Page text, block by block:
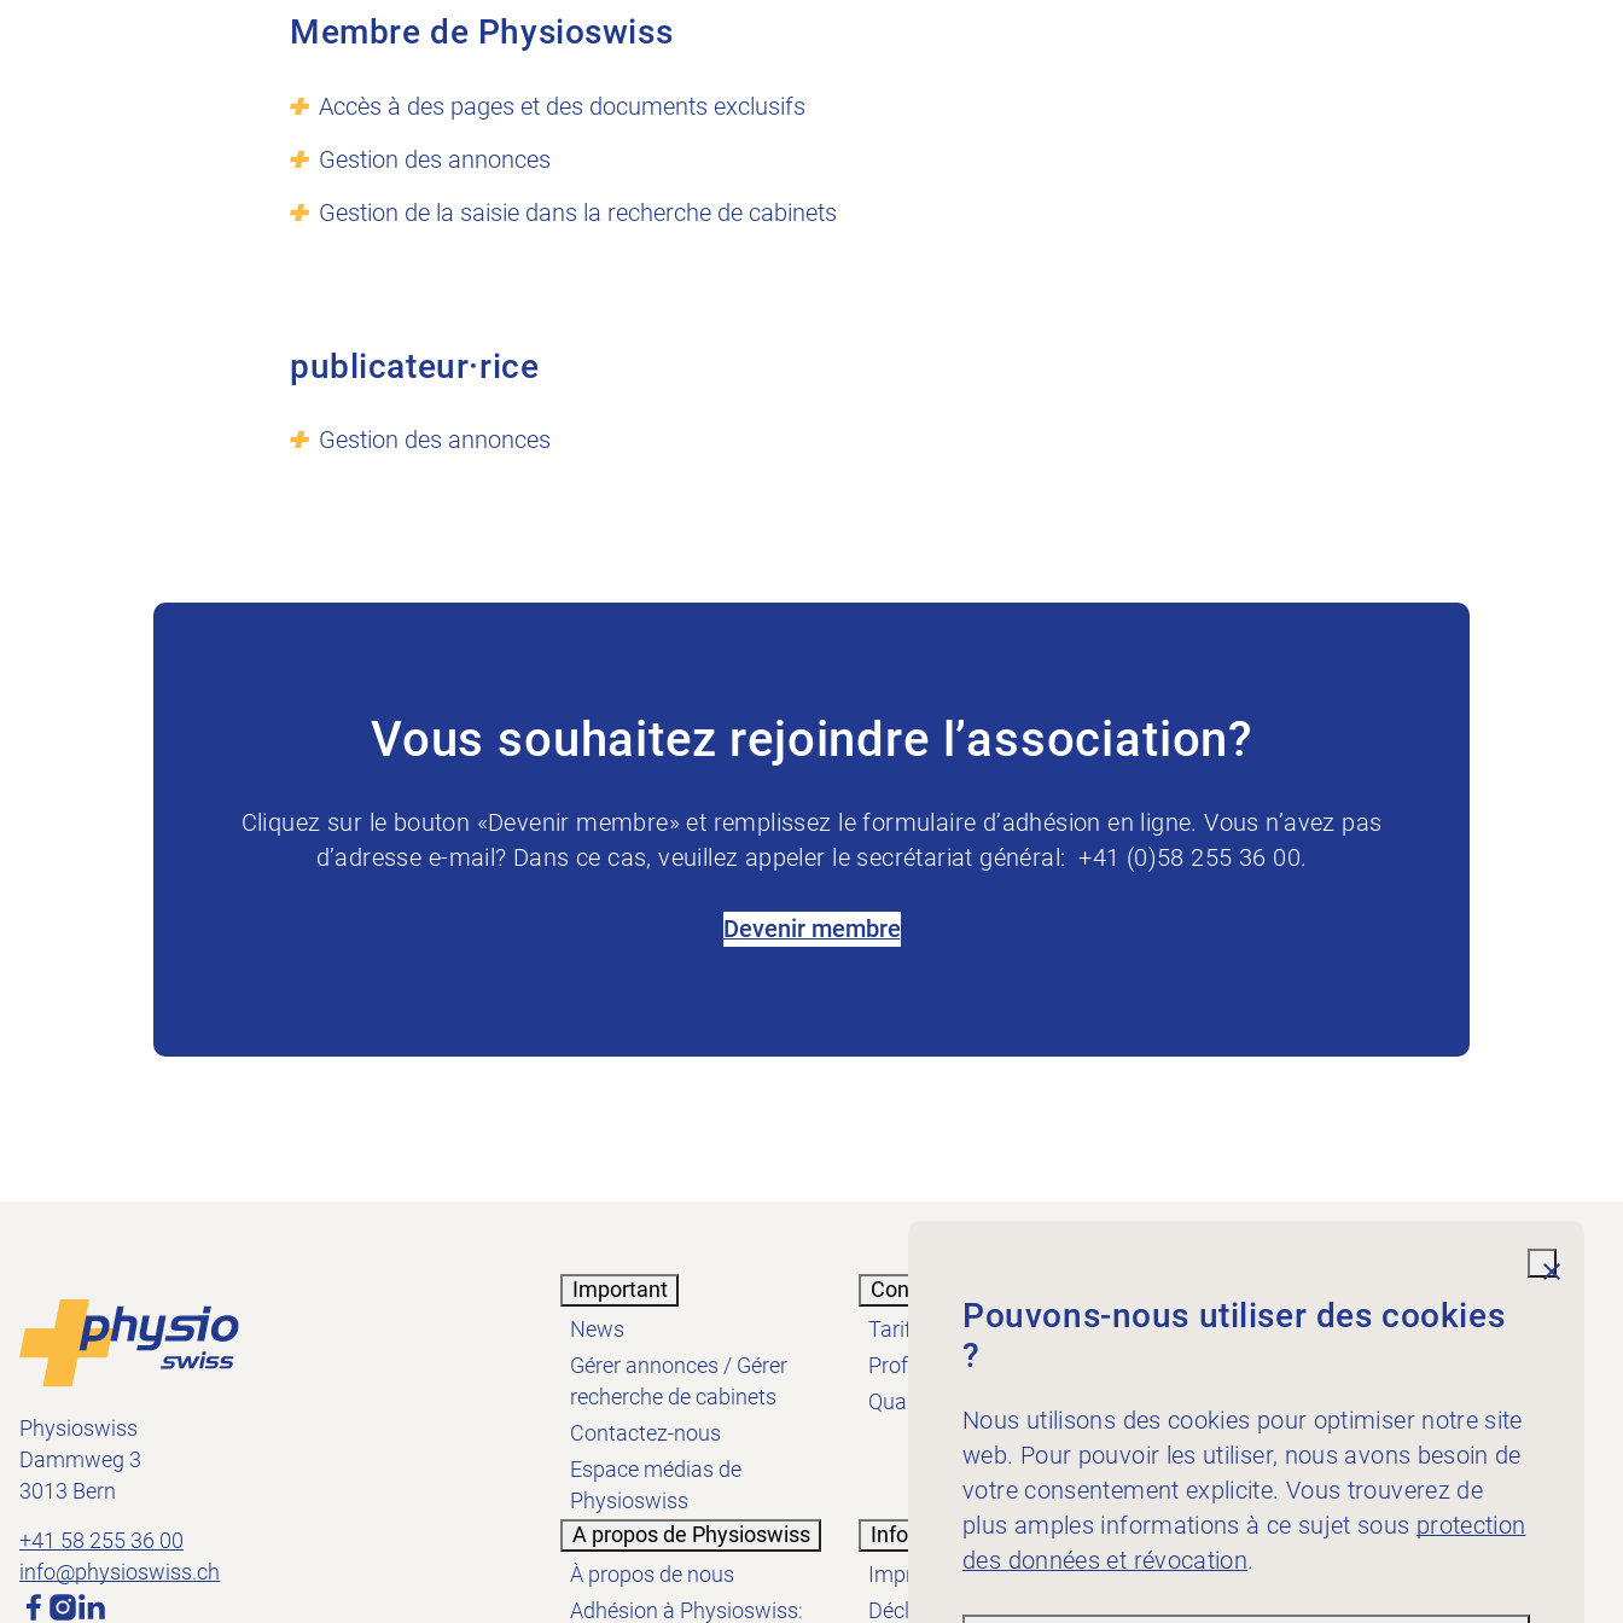
Membre de Physioswiss
Accès à des pages et des documents exclusifs
Gestion des annonces
Gestion de la saisie dans la recherche de cabinets
publicateur·rice
Gestion des annonces
Vous souhaitez rejoindre l’association?
Cliquez sur le bouton «Devenir membre» et remplissez le formulaire d’adhésion en ligne. Vous n’avez pas
d’adresse e-mail? Dans ce cas, veuillez appeler le secrétariat général: +41 (0)58 255 36 00.
Devenir membre
Footer
Physioswiss
Dammweg 3
3013 Bern
+41 58 255 36 00
info@physioswiss.ch
Médias sociaux
Important
News
Gérer annonces / Gérer
recherche de cabinets
Contactez-nous
Espace médias de
Physioswiss
Connaissances
Tarifs
Profession
Qualité
À l’intention des
publicateur·rice·s
A propos de Physioswiss
À propos de nous
Adhésion à Physioswiss:
Informations
Impressum
Déclaration de protection des
Pouvons-nous utiliser des cookies
?
Nous utilisons des cookies pour optimiser notre site
web. Pour pouvoir les utiliser, nous avons besoin de
votre consentement explicite. Vous trouverez de
plus amples informations à ce sujet sous protection
des données et révocation.